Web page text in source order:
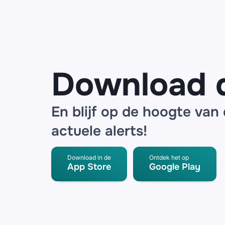
Download
En blijf op de hoogte van
actuele alerts!
Download in de
App Store
Ontdek het op
Google Play